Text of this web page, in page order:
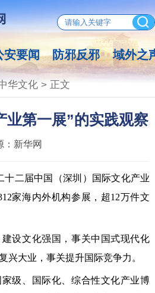
安要闻 防邪反邪 域外之
华文化> 正文
业第一展”的实践观察
新华网
十二届中国（深圳）国际文化产业
家海内外机构参展，超12万件文
文化强国，事关中国式现代化
兴大业，事关提升国际竞争力。
、国际化、综合性文化产业博